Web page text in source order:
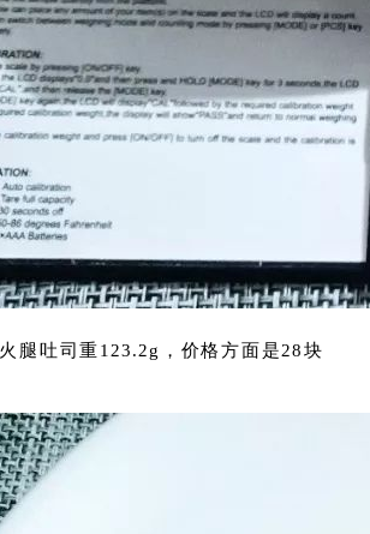
腿吐司重123.2g，价格方面是28块